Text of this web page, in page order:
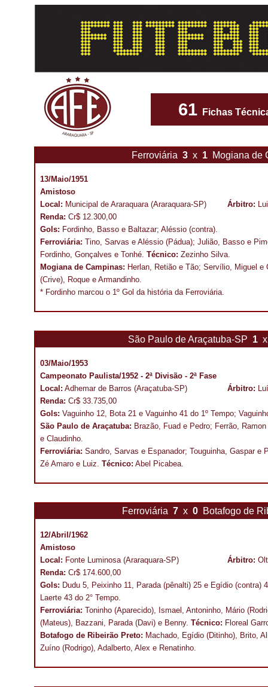
61 Fichas
Ferroviária 3 x 1 Mogiana de
13/Maio/1951
Amistoso
Local: Municipal de Araraquara (Araraquara-SP) Árbitro:
Renda: Cr$ 12.300,00
Gols: Fordinho, Basso e Baltazar; Aléssio (contra).
Ferroviária: Tino, Sarvas e Aléssio (Pádua); Julião, Basso e
Fordinho, Gonçalves e Tonhé. Técnico: Zezinho Silva.
Mogiana de Campinas: Herlan, Retião e Tão; Servílio, Miguel
(Crive), Roque e Armandinho.
* Fordinho marcou o 1º Gol da história da Ferroviária.
São Paulo de Araçatuba-SP 1 x
03/Maio/1953
Campeonato Paulista/1952 - 2ª Divisão - 2ª Fase
Local: Adhemar de Barros (Araçatuba-SP) Árbitro:
Renda: Cr$ 33.735,00
Gols: Vaguinho 12, Bota 21 e Vaguinho 41 do 1º Tempo;
São Paulo de Araçatuba: Brazão, Fuad e Pedro; Ferrão,
e Claudinho.
Ferroviária: Sandro, Sarvas e Espanador; Touguinha, Gaspar e
Zé Amaro e Luiz. Técnico: Abel Picabea.
Ferroviária 7 x 0 Botafogo de
12/Abril/1962
Amistoso
Local: Fonte Luminosa (Araraquara-SP) Árbitro:
Renda: Cr$ 174.600,00
Gols: Dudu 5, Peixinho 11, Parada (pênalti) 25 e Egídio (contra)
Laerte 43 do 2° Tempo.
Ferroviária: Toninho (Aparecido), Ismael, Antoninho, Mário
(Mateus), Bazzani, Parada (Davi) e Benny. Técnico: Floreal
Botafogo de Ribeirão Preto: Machado, Egídio (Ditinho), Brito,
Zuíno (Rodrigo), Adalberto, Alex e Renatinho.